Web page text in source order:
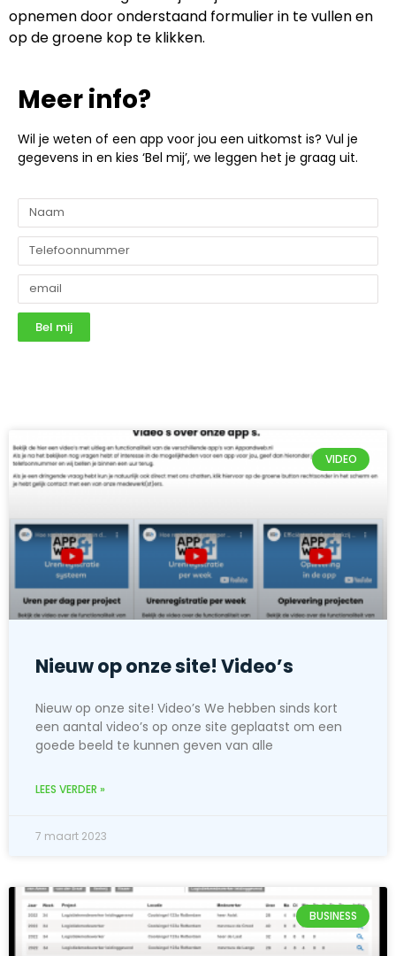
opnemen door onderstaand formulier in te vullen en
op de groene kop te klikken.
Meer info?
Wil je weten of een app voor jou een uitkomst is? Vul je
gegevens in en kies ‘Bel mij’, we leggen het je graag uit.
Bel mij
VIDEO
Nieuw op onze site! Video’s
Nieuw op onze site! Video’s We hebben sinds kort
een aantal video’s op onze site geplaatst om een
goede beeld te kunnen geven van alle
LEES VERDER »
7 maart 2023
BUSINESS